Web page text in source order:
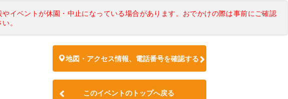
イベントが休園・中止になっている場合があります。おでかけの際は事前にご確認
。
地図・アクセス情報、電話番号を確認する
このイベントのトップへ戻る